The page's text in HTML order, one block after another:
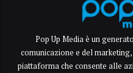
Pop Up Media è un
comunicazione e del
piattaforma che consente alle